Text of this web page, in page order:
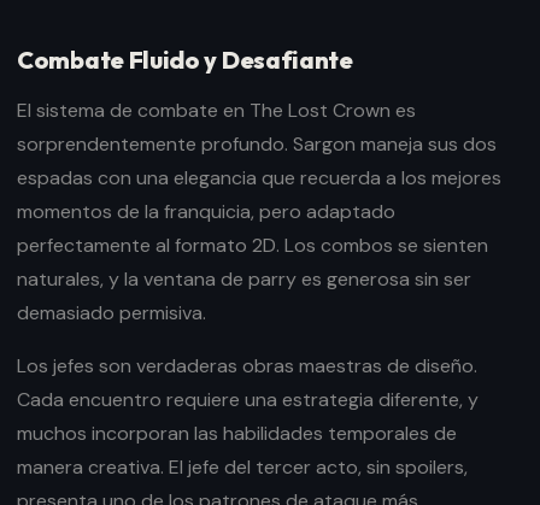
Combate Fluido y Desafiante
El sistema de combate en The Lost Crown es
sorprendentemente profundo. Sargon maneja sus dos
espadas con una elegancia que recuerda a los mejores
momentos de la franquicia, pero adaptado
perfectamente al formato 2D. Los combos se sienten
naturales, y la ventana de parry es generosa sin ser
demasiado permisiva.
Los jefes son verdaderas obras maestras de diseño.
Cada encuentro requiere una estrategia diferente, y
muchos incorporan las habilidades temporales de
manera creativa. El jefe del tercer acto, sin spoilers,